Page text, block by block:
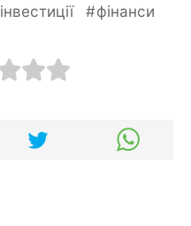
інвестиції фінанси